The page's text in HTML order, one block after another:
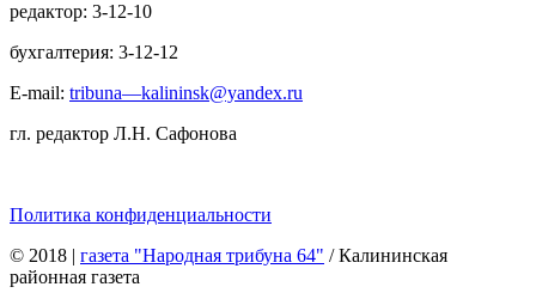
редактор: 3-12-10
бухгалтерия: 3-12-12
E-mail: tribuna—kalininsk@yandex.ru
гл. редактор Л.Н. Сафонова
Политика конфиденциальности
© 2018
газета "Народная трибуна 64" / Калининская
районная газета